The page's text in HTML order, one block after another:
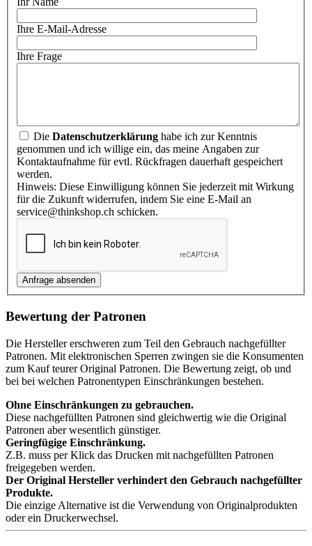
Ihre E-Mail-Adresse
Ihre Frage
Die Datenschutzerklärung habe ich zur Kenntnis
genommen und ich willige ein, das meine Angaben zur
Kontaktaufnahme für evtl. Rückfragen dauerhaft gespeichert
werden.
Hinweis: Diese Einwilligung können Sie jederzeit mit Wirkung
für die Zukunft widerrufen, indem Sie eine E-Mail an
service@thinkshop.ch schicken.
Bewertung der Patronen
Die Hersteller erschweren zum Teil den Gebrauch nachgefüllter
Patronen. Mit elektronischen Sperren zwingen sie die Konsumenten
zum Kauf teurer Original Patronen. Die Bewertung zeigt, ob und
bei bei welchen Patronentypen Einschränkungen bestehen.
Ohne Einschränkungen zu gebrauchen.
Diese nachgefüllten Patronen sind gleichwertig wie die Original
Patronen aber wesentlich günstiger.
Geringfügige Einschränkung.
Z.B. muss per Klick das Drucken mit nachgefüllten Patronen
freigegeben werden.
Der Original Hersteller verhindert den Gebrauch nachgefüllter
Produkte.
Die einzige Alternative ist die Verwendung von Originalprodukten
oder ein Druckerwechsel.